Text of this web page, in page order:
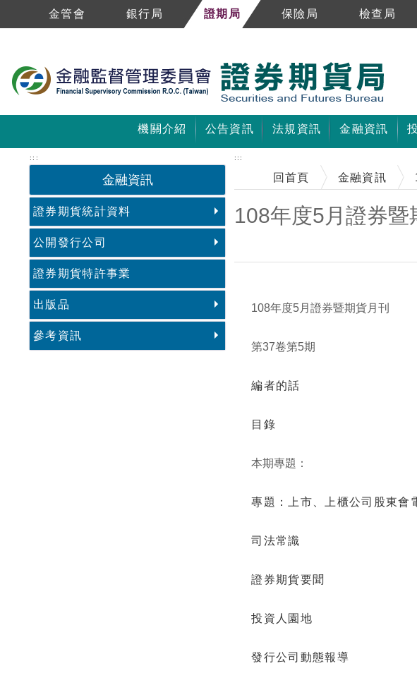
金管會 銀行局 證期局 保險局 檢查局
機關介紹 公告資訊 法規資訊 金融資訊
:::
金融資訊
證券期貨統計資料
公開發行公司
證券期貨特許事業
出版品
參考資訊
:::
回首頁 金融資訊
108年度5月證券暨
108年度5月證券暨期貨月刊
第37卷第5期
編者的話
目錄
本期專題：
專題：上市、上櫃公司股東會
司法常識
證券期貨要聞
投資人園地
發行公司動態報導